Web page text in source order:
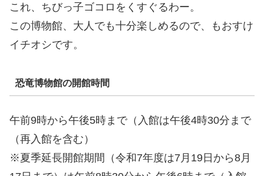
これ、ちびっ子ゴコロをくすぐるわー。
この博物館、大人でも十分楽しめるので、もおすけ
イチオシです。
恐竜博物館の開館時間
午前9時から午後5時まで（入館は午後4時30分まで
（再入館を含む）
※夏季延長開館期間（令和7年度は7月19日から8月